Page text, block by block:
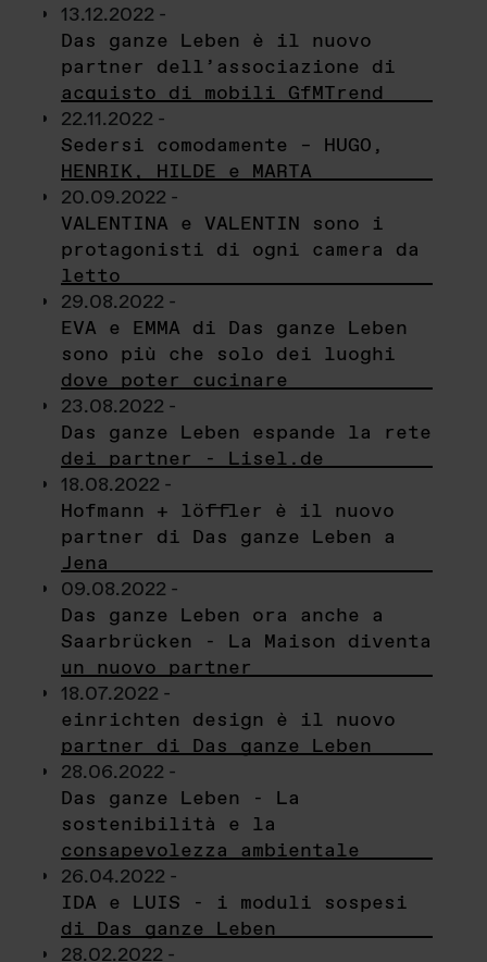
13.12.2022 -
Das ganze Leben è il nuovo
partner dell’associazione di
acquisto di mobili GfMTrend
22.11.2022 -
Sedersi comodamente – HUGO,
HENRIK, HILDE e MARTA
20.09.2022 -
VALENTINA e VALENTIN sono i
protagonisti di ogni camera da
letto
29.08.2022 -
EVA e EMMA di Das ganze Leben
sono più che solo dei luoghi
dove poter cucinare
23.08.2022 -
Das ganze Leben espande la rete
dei partner - Lisel.de
18.08.2022 -
Hofmann + löffler è il nuovo
partner di Das ganze Leben a
Jena
09.08.2022 -
Das ganze Leben ora anche a
Saarbrücken - La Maison diventa
un nuovo partner
18.07.2022 -
einrichten design è il nuovo
partner di Das ganze Leben
28.06.2022 -
Das ganze Leben - La
sostenibilità e la
consapevolezza ambientale
26.04.2022 -
IDA e LUIS - i moduli sospesi
di Das ganze Leben
28.02.2022 -